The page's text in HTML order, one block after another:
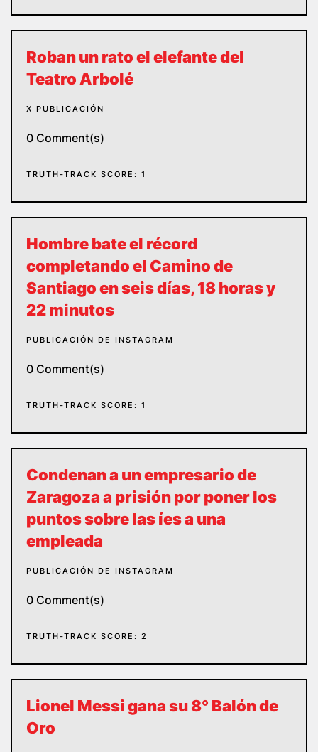
Roban un rato el elefante del
Teatro Arbolé
X PUBLICACIÓN
0 Comment(s)
TRUTH-TRACK SCORE: 1
Hombre bate el récord
completando el Camino de
Santiago en seis días, 18 horas y
22 minutos
PUBLICACIÓN DE INSTAGRAM
0 Comment(s)
TRUTH-TRACK SCORE: 1
Condenan a un empresario de
Zaragoza a prisión por poner los
puntos sobre las íes a una
empleada
PUBLICACIÓN DE INSTAGRAM
0 Comment(s)
TRUTH-TRACK SCORE: 2
Lionel Messi gana su 8° Balón de
Oro